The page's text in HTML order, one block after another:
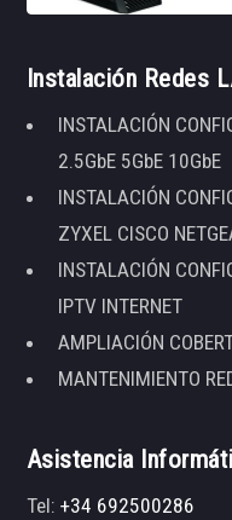
Instalación Redes
INSTALACIÓN
2.5GbE 5GbE 10GbE
INSTALACIÓN
ZYXEL CISCO
INSTALACIÓN
IPTV INTERNET
AMPLIACIÓN
MANTENIMIENTO
Asistencia
Tel:+34 692500286